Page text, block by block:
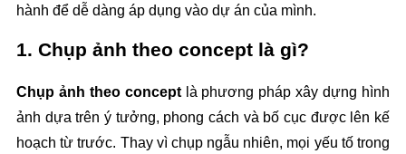
hành để dễ dàng áp dụng vào dự án của mình.
1. Chụp ảnh theo concept là gì?
Chụp ảnh theo concept là phương pháp xây dựng hình
ảnh dựa trên ý tưởng, phong cách và bố cục được lên kế
hoạch từ trước. Thay vì chụp ngẫu nhiên, mọi yếu tố trong